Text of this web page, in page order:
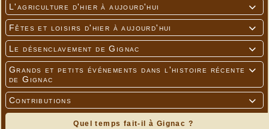

L'agriculture d'hier à aujourd'hui

Fêtes et loisirs d'hier à aujourd'hui

Le désenclavement de Gignac

Grands et petits événements dans l'histoire récente
de Gignac

Contributions
Quel temps fait-il à Gignac ?